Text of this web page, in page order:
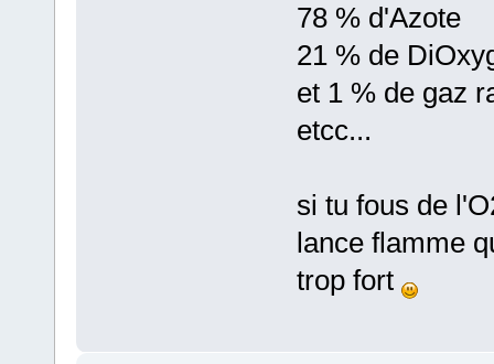
78 % d'Azote
21 % de
et 1 % de gaz
etcc...
si tu fous de
lance flamme
trop fort